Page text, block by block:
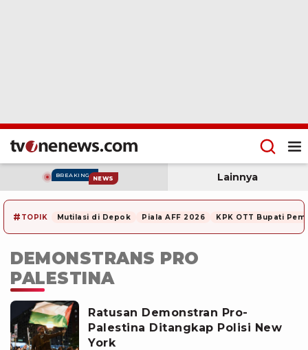
BREAKING NEWS Lainnya
# TOPIK Mutilasi di Depok Piala AFF 2026 KPK OTT Bupati
DEMONSTRANS PRO
PALESTINA
Ratusan Demonstran Pro-
Palestina Ditangkap Polisi New
York